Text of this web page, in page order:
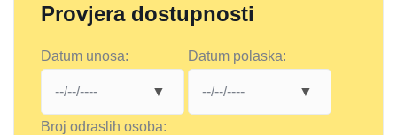
Provjera dostupnosti
Datum unosa: Datum polaska:
Broj odraslih osoba: